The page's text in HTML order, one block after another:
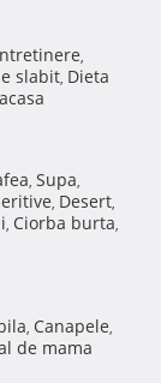
,
slabit, Dieta
, Supa,
, Desert,
, Ciorba burta,
, Canapele,
de mama